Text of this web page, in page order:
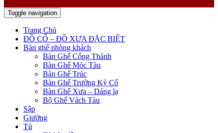
×
Toggle navigation
Trang Chủ
ĐỒ CỔ – ĐỒ XƯA ĐẶC BIỆT
Bàn ghế phòng khách
Bàn Ghế Cổng Thành
Bàn Ghế Móc Tàu
Bàn Ghế Trúc
Bàn Ghế Trường Kỷ Cổ
Bàn Ghế Xưa – Dáng lạ
Bộ Ghế Vách Tàu
Sập
Giường
Tủ